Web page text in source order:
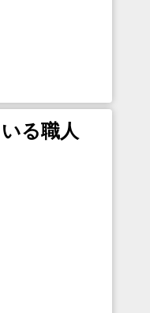
る職人